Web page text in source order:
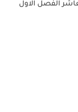
الفصل الاول